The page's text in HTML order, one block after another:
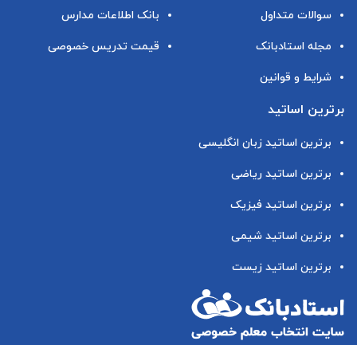
سوالات متداول
مجله استادبانک
شرایط و قوانین
بانک اطلاعات مدارس
قیمت تدریس خصوصی
برترین اساتید
برترین اساتید زبان انگلیسی
برترین اساتید ریاضی
برترین اساتید فیزیک
برترین اساتید شیمی
برترین اساتید زیست